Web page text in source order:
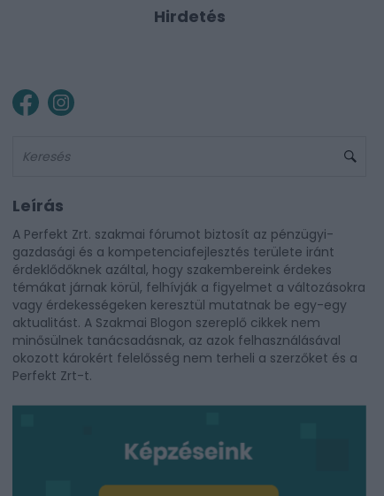
Hirdetés
Leírás
A Perfekt Zrt. szakmai fórumot biztosít az pénzügyi-
gazdasági és a kompetenciafejlesztés területe iránt
érdeklődőknek azáltal, hogy szakembereink érdekes
témákat járnak körül, felhívják a figyelmet a változásokra
vagy érdekességeken keresztül mutatnak be egy-egy
aktualitást. A Szakmai Blogon szereplő cikkek nem
minősülnek tanácsadásnak, az azok felhasználásával
okozott károkért felelősség nem terheli a szerzőket és a
Perfekt Zrt-t.